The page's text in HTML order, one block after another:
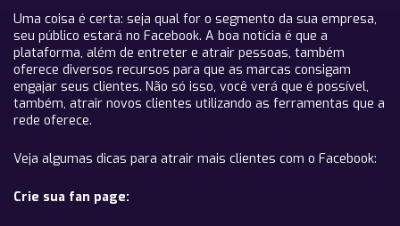
Uma coisa é certa: seja qual for o segmento da sua empresa,
seu público estará no Facebook. A boa notícia é que a
plataforma, além de entreter e atrair pessoas, também
oferece diversos recursos para que as marcas consigam
engajar seus clientes. Não só isso, você verá que é possível,
também, atrair novos clientes utilizando as ferramentas que a
rede oferece.
Veja algumas dicas para atrair mais clientes com o Facebook:
Crie sua fan page: